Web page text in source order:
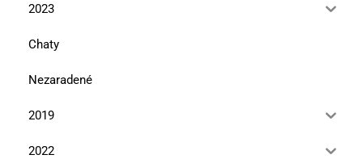
2023
Chaty
Nezaradené
2019
2022